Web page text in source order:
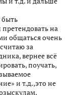
быть
на
общаться очень
за
вернее всё
поучать,
и т.д.,это не